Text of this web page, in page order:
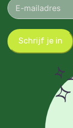
Schrijf je in